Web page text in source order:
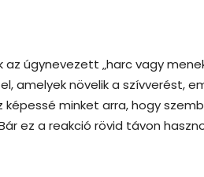
úgynevezett „harc vagy
amelyek növelik a szívverést,
minket arra, hogy
ez a reakció rövid távon